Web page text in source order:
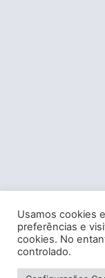
Usamos cookies
preferências e
cookies. No
controlado.